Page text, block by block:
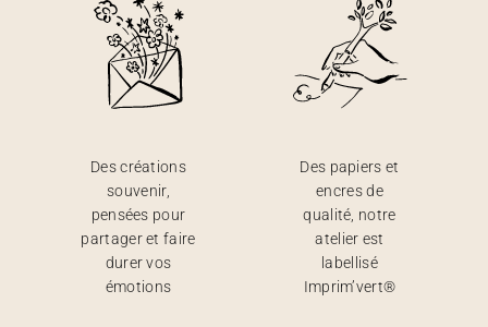
Des créations
souvenir,
pensées pour
partager et faire
durer vos
émotions
Des papiers et
encres de
qualité, notre
atelier est
labellisé
Imprim’vert®